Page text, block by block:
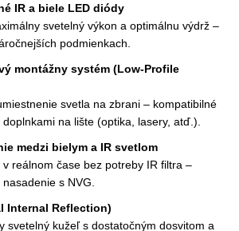
IR a biele LED diódy
svetelný výkon a optimálnu výdrž –
podmienkach.
montážny systém (Low-Profile
svetla na zbrani – kompatibilné
na lište (optika, lasery, atď.).
medzi bielym a IR svetlom
reálnom čase bez potreby IR filtra –
s NVG.
Internal Reflection)
svetelný kužeľ s dostatočným dosvitom a